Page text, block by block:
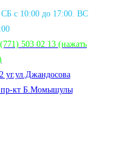
с 10:00 до 17:00. ВС
503 02 13 (нажать
уг.ул.Джандосова
кт Б.Момышулы